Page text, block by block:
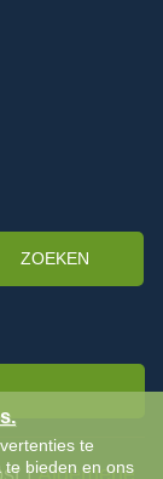
ZOEKEN
te
te bieden en ons